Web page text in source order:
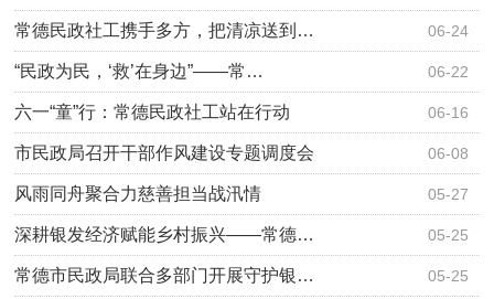
06-24
常德民政社工携手多方，把清凉送到…
06-22
“民政为民，‘救’在身边”——常…
06-16
六一“童”行：常德民政社工站在行动
06-08
市民政局召开干部作风建设专题调度会
05-27
风雨同舟聚合力慈善担当战汛情
05-25
深耕银发经济赋能乡村振兴——常德…
05-25
常德市民政局联合多部门开展守护银…